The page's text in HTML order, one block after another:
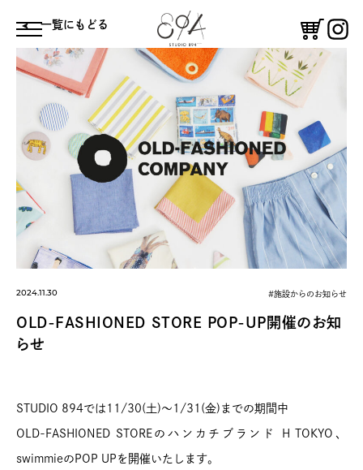
体験する
絵付け体験 鑑賞する
ギャラリー 憩う
コーヒースタンド
⼀覧にもどる
2024.11.30 #施設からのお知らせ
OLD-FASHIONED STORE POP-UP開催のお知
らせ
STUDIO 894では11/30(土)～1/31(金)までの期間中
OLD-FASHIONED STOREのハンカチブランド H TOKYO、
swimmieのPOP UPを開催いたします。